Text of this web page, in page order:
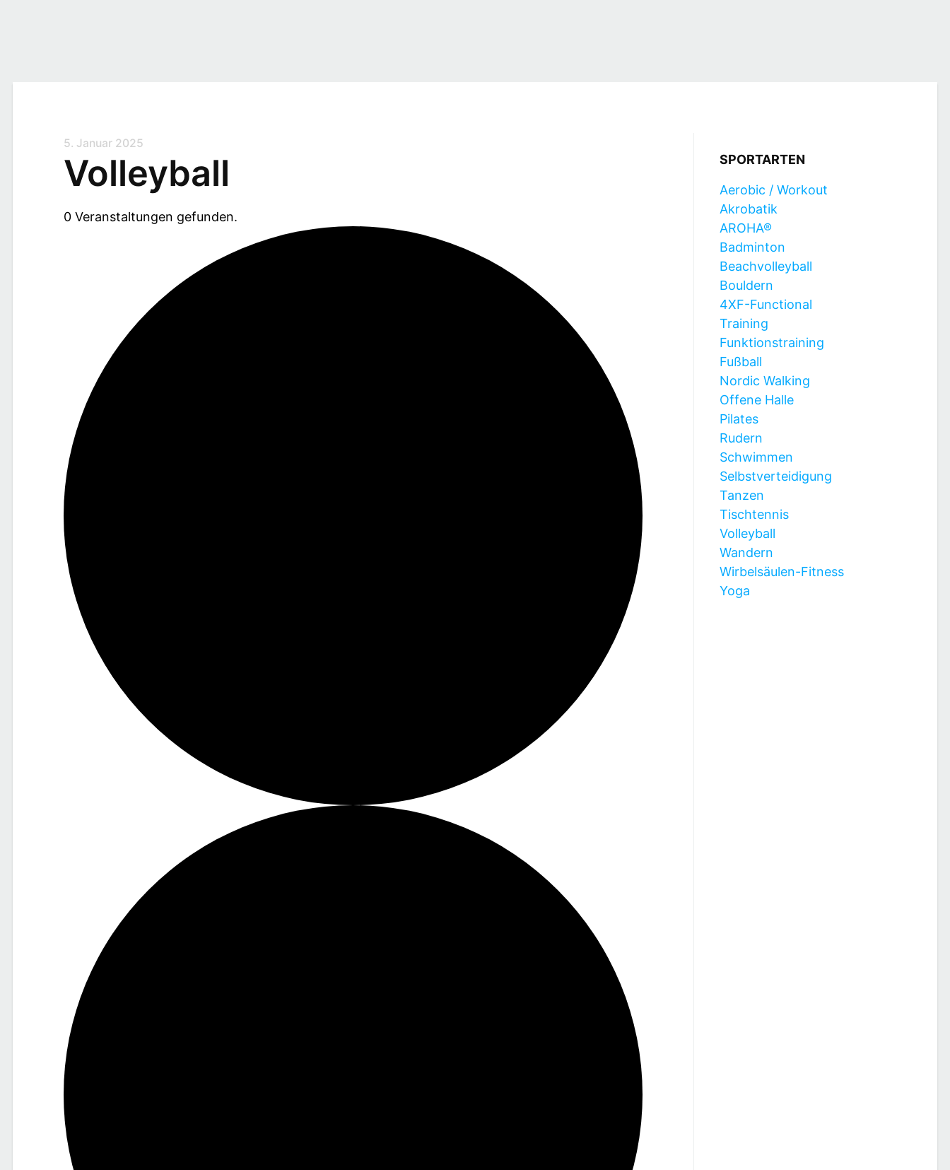
5. Januar 2025
Volleyball
0 Veranstaltungen gefunden.
SPORTARTEN
Aerobic / Workout
Akrobatik
AROHA®
Badminton
Beachvolleyball
Bouldern
4XF-Functional
Training
Funktionstraining
Fußball
Nordic Walking
Offene Halle
Pilates
Rudern
Schwimmen
Selbstverteidigung
Tanzen
Tischtennis
Volleyball
Wandern
Wirbelsäulen-Fitness
Yoga